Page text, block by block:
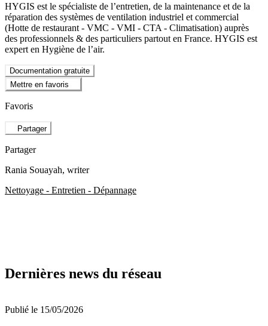
HYGIS est le spécialiste de l’entretien, de la maintenance et de la
réparation des systèmes de ventilation industriel et commercial
(Hotte de restaurant - VMC - VMI - CTA - Climatisation) auprès
des professionnels & des particuliers partout en France. HYGIS est
expert en Hygiène de l’air.
Documentation gratuite
Mettre en favoris
Favoris
Partager
Partager
Rania Souayah, writer
Nettoyage - Entretien - Dépannage
Dernières news du réseau
Publié le 15/05/2026